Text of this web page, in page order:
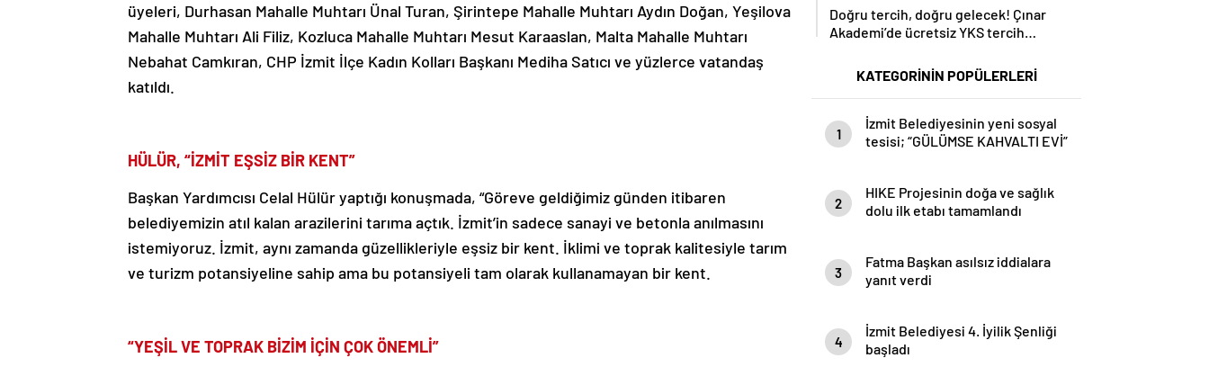
üyeleri, Durhasan Mahalle Muhtarı Ünal Turan, Şirintepe Mahalle Muhtarı Aydın Doğan, Yeşilova
Mahalle Muhtarı Ali Filiz, Kozluca Mahalle Muhtarı Mesut Karaaslan, Malta Mahalle Muhtarı
Nebahat Camkıran, CHP İzmit İlçe Kadın Kolları Başkanı Mediha Satıcı ve yüzlerce vatandaş
katıldı.
HÜLÜR, “İZMİT EŞSİZ BİR KENT”
Başkan Yardımcısı Celal Hülür yaptığı konuşmada, “Göreve geldiğimiz günden itibaren
belediyemizin atıl kalan arazilerini tarıma açtık. İzmit’in sadece sanayi ve betonla anılmasını
istemiyoruz. İzmit, aynı zamanda güzellikleriyle eşsiz bir kent. İklimi ve toprak kalitesiyle tarım
ve turizm potansiyeline sahip ama bu potansiyeli tam olarak kullanamayan bir kent.
“YEŞİL VE TOPRAK BİZİM İÇİN ÇOK ÖNEMLİ”
Doğru tercih, doğru gelecek! Çınar
Akademi’de ücretsiz YKS tercih
KATEGORİNİN POPÜLERLERİ
1
İzmit Belediyesinin yeni sosyal
tesisi; “GÜLÜMSE KAHVALTI EVİ”
2
HIKE Projesinin doğa ve sağlık
dolu ilk etabı tamamlandı
3
Fatma Başkan asılsız iddialara
yanıt verdi
4
İzmit Belediyesi 4. İyilik Şenliği
başladı